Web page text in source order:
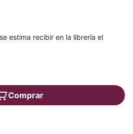
estima recibir en la librería el
Comprar